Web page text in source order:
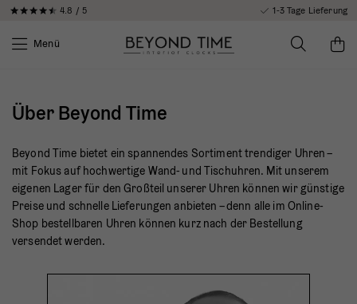
4.8 / 5 1-3 Tage Lieferung
Menü
Über Beyond Time
Beyond Time bietet ein spannendes Sortiment trendiger Uhren –
mit Fokus auf hochwertige Wand- und Tischuhren. Mit unserem
eigenen Lager für den Großteil unserer Uhren können wir günstige
Preise und schnelle Lieferungen anbieten – denn alle im Online-
Shop bestellbaren Uhren können kurz nach der Bestellung
versendet werden.